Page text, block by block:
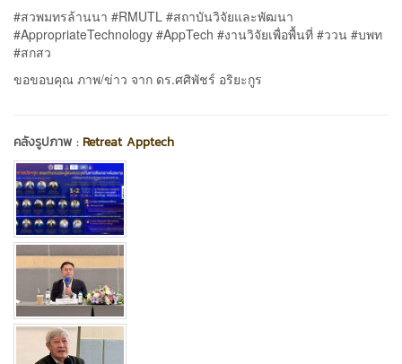
#สวพมทรล้านนา #RMUTL #สถาบันวิจัยและพัฒนา
#AppropriateTechnology #AppTech #งานวิจัยเพื่อพื้นที่ #ววน #บพท
#สกสว
ขอขอบคุณ ภาพ/ข่าว จาก ดร.ศศิพัชร์ อริยะกูร
คลังรูปภาพ : Retreat Apptech